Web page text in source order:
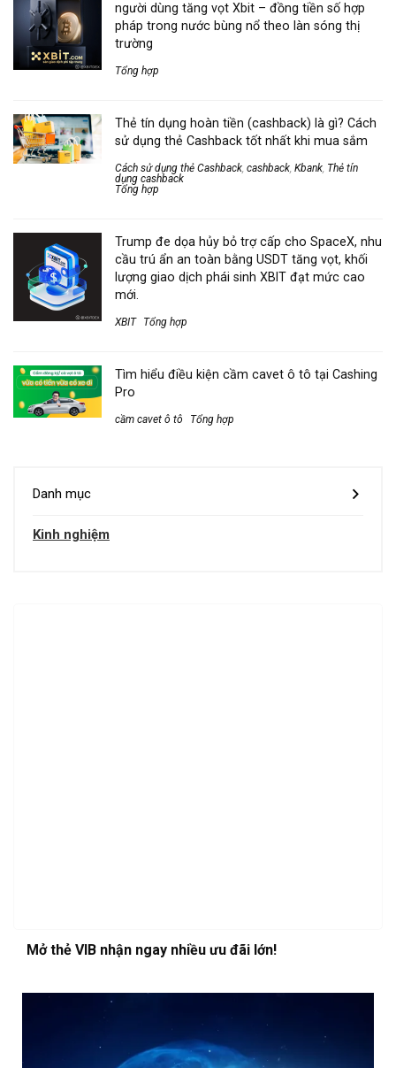
người dùng tăng vọt Xbit – đồng tiền số hợp
pháp trong nước bùng nổ theo làn sóng thị
trường
Tổng hợp
Thẻ tín dụng hoàn tiền (cashback) là gì? Cách
sử dụng thẻ Cashback tốt nhất khi mua sắm
Cách sử dụng thẻ Cashback, cashback, Kbank, Thẻ tín
dụng cashback
Tổng hợp
Trump đe dọa hủy bỏ trợ cấp cho SpaceX, nhu
cầu trú ẩn an toàn bằng USDT tăng vọt, khối
lượng giao dịch phái sinh XBIT đạt mức cao
mới.
XBIT Tổng hợp
Tìm hiểu điều kiện cầm cavet ô tô tại Cashing
Pro
cầm cavet ô tô Tổng hợp
Danh mục
Kinh nghiệm
Mở thẻ VIB nhận ngay nhiều ưu đãi lớn!